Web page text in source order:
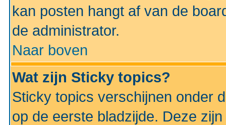
kan posten hangt af van de
de administrator.
Naar boven
Wat zijn Sticky topics?
Sticky topics verschijnen onder
op de eerste bladzijde. Deze